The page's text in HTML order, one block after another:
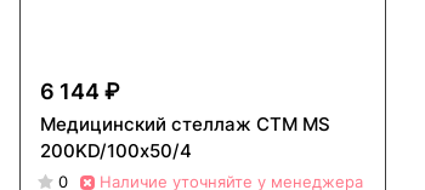
6 144 ₽
Медицинский стеллаж СТМ MS
200KD/100х50/4
0 Наличие уточняйте у менеджера